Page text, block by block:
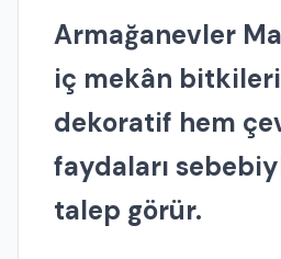
Armağanevler
iç mekân
dekoratif hem
faydaları
talep görür.